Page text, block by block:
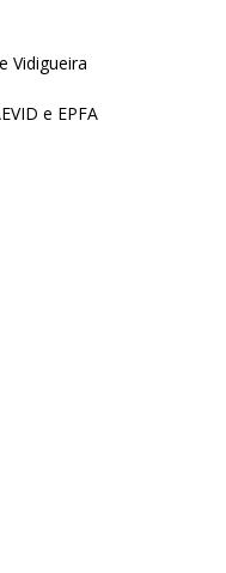
Vidigueira
e EPFA